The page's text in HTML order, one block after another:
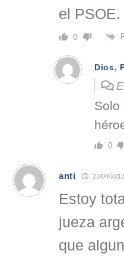
el
0
Dios,
Solo
0
anti 22/04/
Estoy
jueza
que